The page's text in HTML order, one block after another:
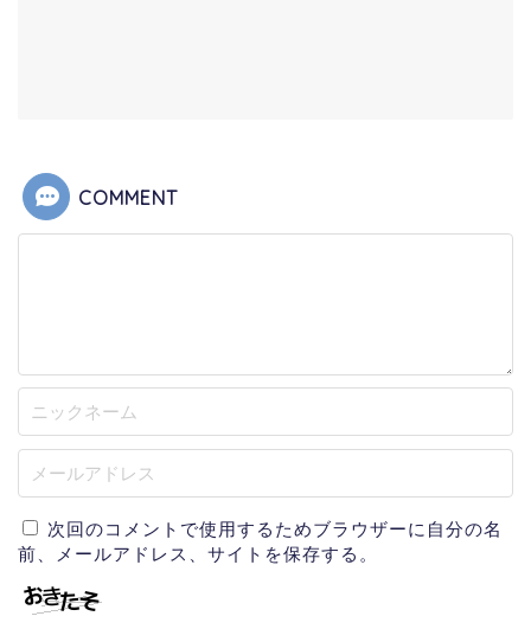
COMMENT
次回のコメントで使用するためブラウザーに自分の名
前、メールアドレス、サイトを保存する。